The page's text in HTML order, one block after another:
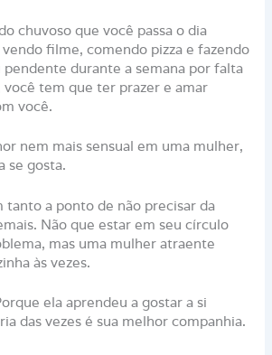
chuvoso que você passa o dia
filme, comendo pizza e fazendo
pendente durante a semana por falta
você tem que ter prazer e amar
você.
nem mais sensual em uma mulher,
se gosta.
tanto a ponto de não precisar da
Não que estar em seu círculo
mas uma mulher atraente
às vezes.
ela aprendeu a gostar a si
das vezes é sua melhor companhia.